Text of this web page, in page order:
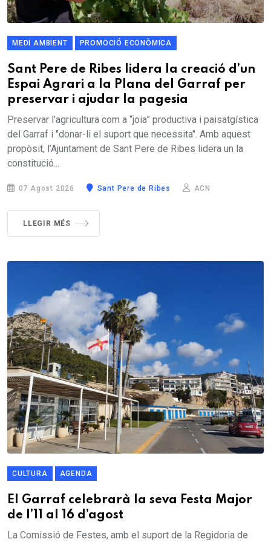
MEDI AMBIENT PROMOCIÓ ECONÒMICA
Sant Pere de Ribes lidera la creació d’un
Espai Agrari a la Plana del Garraf per
preservar i ajudar la pagesia
Preservar l’agricultura com a “joia” productiva i paisatgística
del Garraf i "donar-li el suport que necessita". Amb aquest
propòsit, l’Ajuntament de Sant Pere de Ribes lidera un la
constitució...
07 Agost 2026 Sant Pere de Ribes ACN
LLEGIR MÉS
CULTURA AGENDA
El Garraf celebrarà la seva Festa Major
de l’11 al 16 d’agost
La Comissió de Festes, amb el suport de la Regidoria de